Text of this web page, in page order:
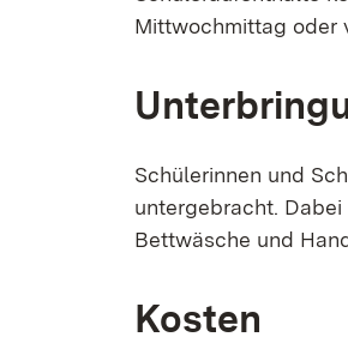
Mittwochmittag oder
Schülerinnen und
untergebracht.
Bettwäsche und
Kosten